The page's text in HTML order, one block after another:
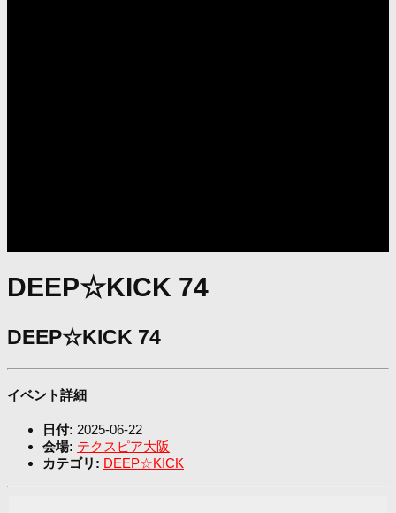
DEEP☆KICK 74
DEEP☆KICK 74
イベント詳細
日付: 2025-06-22
会場: テクスピア大阪
カテゴリ: DEEP☆KICK